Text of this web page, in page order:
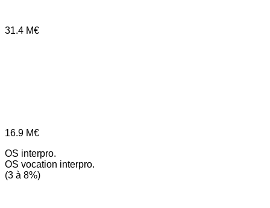
31.4 M€
16.9 M€
OS interpro.
OS vocation interpro.
(3 à 8%)